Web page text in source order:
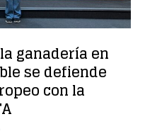
ganadería en
se defiende
con la